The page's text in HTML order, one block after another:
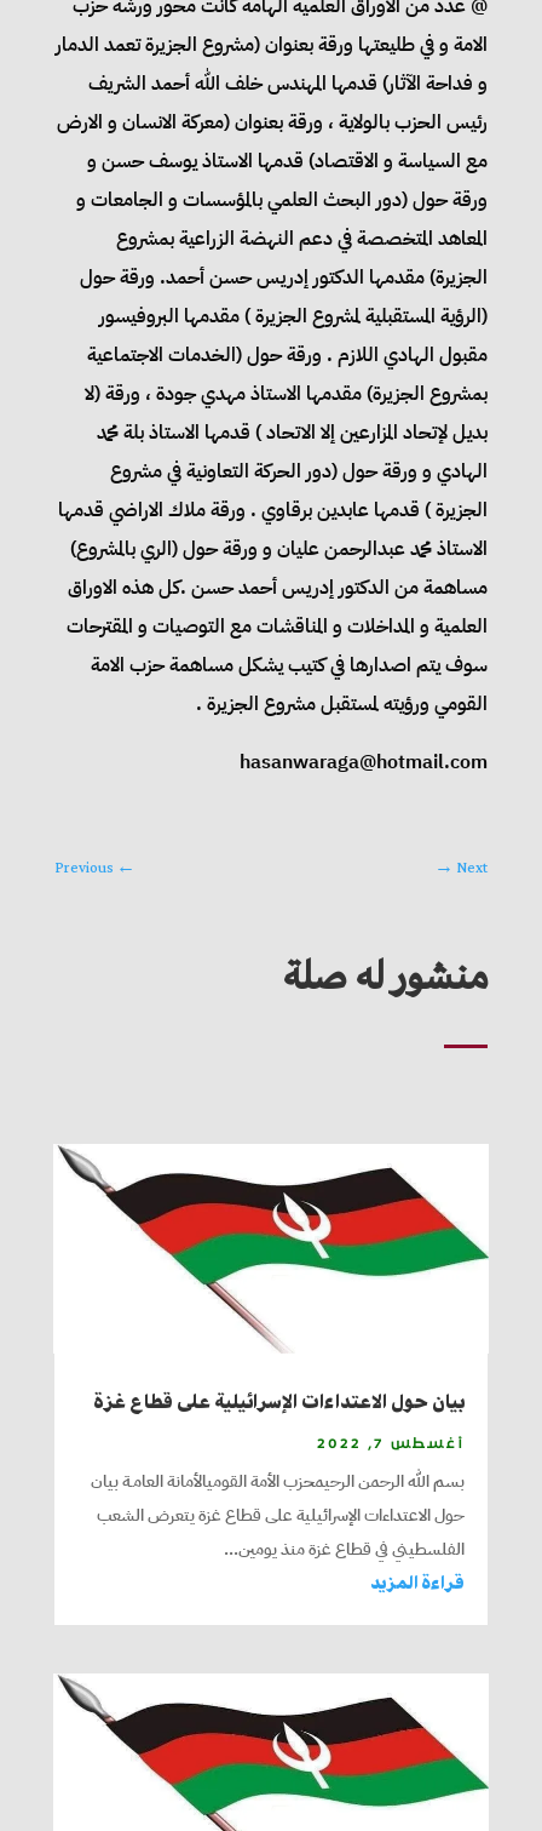
@ عدد من الاوراق العلمية الهامة كانت محور ورشة حزب
الامة و في طليعتها ورقة بعنوان (مشروع الجزيرة تعمد الدمار
و فداحة الآثار) قدمها المهندس خلف الله أحمد الشريف
رئيس الحزب بالولاية ، ورقة بعنوان (معركة الانسان و الارض
مع السياسة و الاقتصاد) قدمها الاستاذ يوسف حسن و
ورقة حول (دور البحث العلمي بالمؤسسات و الجامعات و
المعاهد المتخصصة في دعم النهضة الزراعية بمشروع
الجزيرة) مقدمها الدكتور إدريس حسن أحمد. ورقة حول
(الرؤية المستقبلية لمشروع الجزيرة ) مقدمها البروفيسور
مقبول الهادي اللازم . ورقة حول (الخدمات الاجتماعية
بمشروع الجزيرة) مقدمها الاستاذ مهدي جودة ، ورقة (لا
بديل لإتحاد المزارعين إلا الاتحاد ) قدمها الاستاذ بلة محمد
الهادي و ورقة حول (دور الحركة التعاونية في مشروع
الجزيرة ) قدمها عابدين برقاوي . ورقة ملاك الاراضي قدمها
الاستاذ محمد عبدالرحمن عليان و ورقة حول (الري بالمشروع)
مساهمة من الدكتور إدريس أحمد حسن .كل هذه الاوراق
العلمية و المداخلات و المناقشات مع التوصيات و المقترحات
سوف يتم اصدارها في كتيب يشكل مساهمة حزب الامة
القومي ورؤيته لمستقبل مشروع الجزيرة .
hasanwaraga@hotmail.com
←
Previous Next
→
منشور له صلة
بيان حول الاعتداءات الإسرائيلية على قطاع غزة
أغسطس 7, 2022
بسم الله الرحمن الرحيمحزب الأمة القوميالأمانة العامـة بيان
حول الاعتداءات الإسرائيلية على قطاع غزة يتعرض الشعب
الفلسطيني في قطاع غزة منذ يومين...
قراءة المزيد